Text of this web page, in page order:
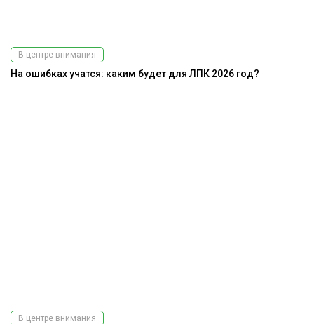
В центре внимания
На ошибках учатся: каким будет для ЛПК 2026 год?
В центре внимания